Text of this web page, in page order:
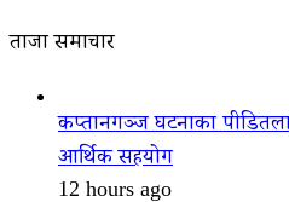
ताजा समाचार
कप्तानगञ्ज घटनाका
आर्थिक सहयोग
12 hours ago